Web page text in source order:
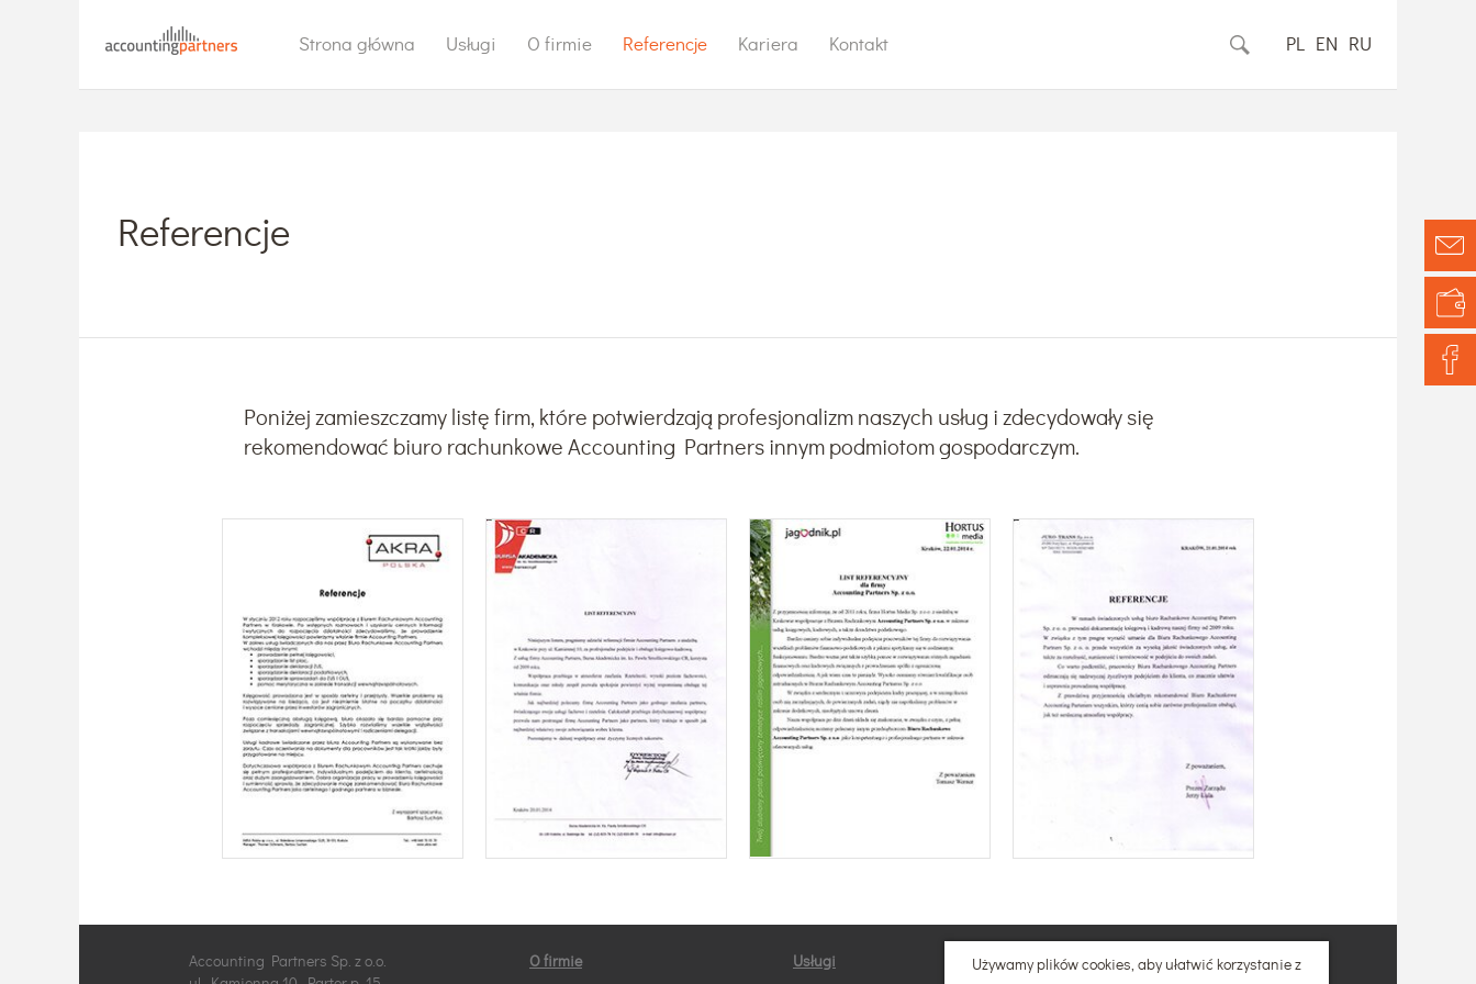
Strona główna Usługi O firmie Referencje Kariera Kontakt PL EN RU
Referencje
Poniżej zamieszczamy listę firm, które potwierdzają profesjonalizm naszych usług i zdecydowały się
rekomendować biuro rachunkowe Accounting Partners innym podmiotom gospodarczym.
Accounting Partners Sp. z o.o.
O firmie Usługi Referencje
Używamy plików cookies, aby ułatwić korzystanie z